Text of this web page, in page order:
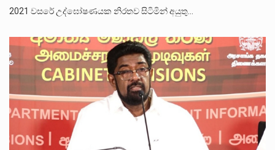
2021 වසරේ උද්ඝෝෂණයක නිරතව සිටිමින් අයුතු…